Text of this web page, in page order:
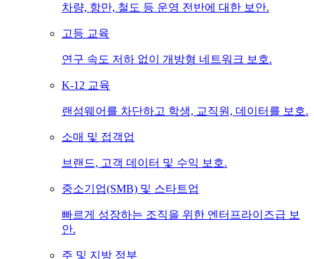
차량, 항만, 철도 등 운영 전반에 대한 보안.
고등 교육
연구 속도 저하 없이 개방형 네트워크 보호.
K-12 교육
랜섬웨어를 차단하고 학생, 교직원, 데이터를 보호.
소매 및 접객업
브랜드, 고객 데이터 및 수익 보호.
중소기업(SMB) 및 스타트업
빠르게 성장하는 조직을 위한 엔터프라이즈급 보
안.
주 및 지방 정부